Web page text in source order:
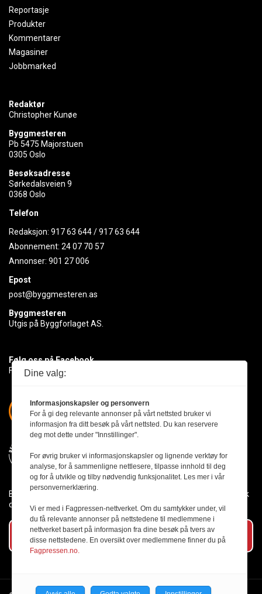
Reportasje
Produkter
Kommentarer
Magasiner
Jobbmarked
Redaktør
Christopher Kunøe
Byggmesteren
Pb 5475 Majorstuen
0305 Oslo
Besøksadresse
Sørkedalsveien 9
0368 Oslo
Telefon
Redaksjon: 917 63 644/917 63 644
Abonnement: 24 07 70 57
Annonser: 901 27 006
Epost
post@byggmesteren.as
Byggmesteren
Utgis på Byggforlaget AS.
Følg oss på Facebook
Få med deg det siste innen byggebransjen
Byggmesteren følger Vær Varsom-plakaten og presseetikken slik
den er nedfelt i Redaktørplakaten.
Abonner på vårt nyhetsbrev
Dine valg:
Informasjonskapsler og personvern
For å gi deg relevante annonser på vårt nettsted bruker vi
informasjon fra ditt besøk på vårt nettsted. Du kan reservere
deg mot dette under "Innstillinger".
For øvrig bruker vi informasjonskapsler og lignende verktøy for
analyse, for å sammenligne nettlesere, tilpasse innhold til deg
og for å utvikle og tilby nødvendig funksjonalitet. Les mer i vår
personvernerklæring.
Vi er med i Fagpressen-nettverket. Om du samtykker under, vil
du få relevante annonser på nettstedene til medlemmene i
nettverket basert på informasjon fra dine besøk på tvers av
disse nettstedene. En oversikt over medlemmene finner du på
Fagpressen.no.